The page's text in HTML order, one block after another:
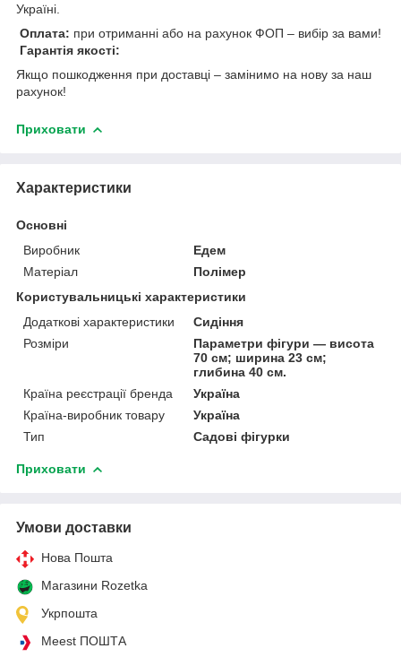
Україні.
Оплата: при отриманні або на рахунок ФОП – вибір за вами!
Гарантія якості:
Якщо пошкодження при доставці – замінимо на нову за наш
рахунок!
Приховати
Характеристики
Основні
Виробник
Едем
Матеріал
Полімер
Користувальницькі характеристики
Додаткові характеристики
Сидіння
Розміри
Параметри фігури — висота
70 см; ширина 23 см;
глибина 40 см.
Країна реєстрації бренда
Україна
Країна-виробник товару
Україна
Тип
Садові фігурки
Приховати
Умови доставки
Нова Пошта
Магазини Rozetka
Укрпошта
Meest ПОШТА